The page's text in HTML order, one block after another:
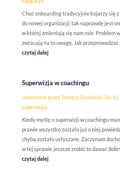
Choć onboarding tradycyjnie kojarzy się
do nowej organizacji, tak naprawdę jest
w której zmieniają się nam role. Problem
zwracają na to uwagę. Jak przeprowadzać
czytaj dalej
Superwizja w coachingu
utworzone przezTomasz Sławiński lis
superwizja
Kiedy myślę o superwizji w coachingu
prawie wszystko zostało już o niej
chyba zostało usłyszane. Zaczynam
w tej sprawie jeszcze zrobić to dawać dobry
czytaj dalej